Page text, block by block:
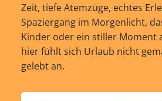
Zeit, tiefe Atemzüge, echtes
Spaziergang im Morgenlicht,
Kinder oder ein stiller Moment
hier fühlt sich Urlaub nicht
gelebt an.